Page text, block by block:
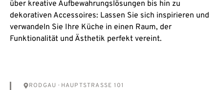
über kreative Aufbewahrungslösungen bis hin zu
dekorativen Accessoires: Lassen Sie sich inspirieren und
verwandeln Sie Ihre Küche in einen Raum, der
Funktionalität und Ästhetik perfekt vereint.
RODGAU · HAUPTSTRASSE 101